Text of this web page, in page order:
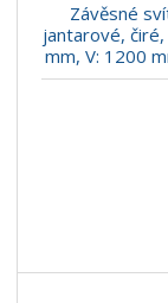
Závěsné
jantarové,
mm, V: 1200